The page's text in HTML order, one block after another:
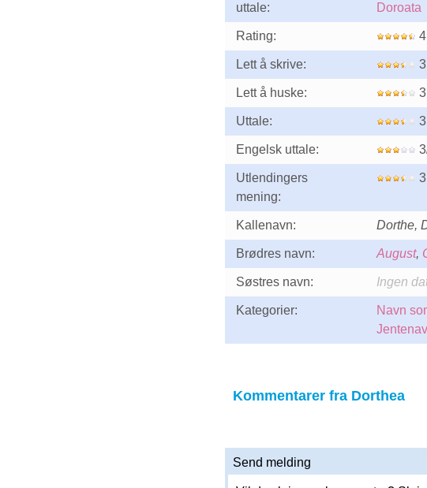
uttale:
Doroata
Rating:
Lett å skrive:
Lett å huske:
Uttale:
Engelsk uttale:
Utlendingers
mening:
Kallenavn: Dorthe,
Brødres navn: August,
Søstres navn: Ingen
Kategorier: Navn
Kommentarer fra Dorthea
Send melding